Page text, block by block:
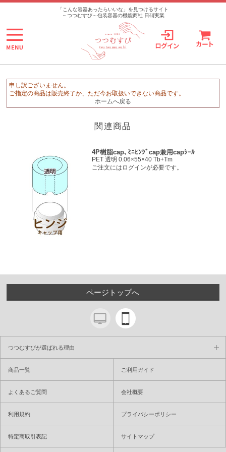
>
「こんな容器あったらいいな」を見つけるサイト
～つつむすび～包装容器の機能商社 日硝実業
申し訳ございません。
ご指定の商品は販売終了か、ただ今お取扱いできない商品です。
ホームへ戻る
関連商品
4P樹脂cap､ﾐﾆﾋﾝｼﾞcap兼用capｼｰﾙ
PET 透明 0.06×55×40 Tb+Tm
ご注文にはログインが必要です。
ページトップへ
つつむすびが選ばれる理由
商品一覧 ご利用ガイド
よくあるご質問 会社概要
利用規約 プライバシーポリシー
特定商取引表記 サイトマップ